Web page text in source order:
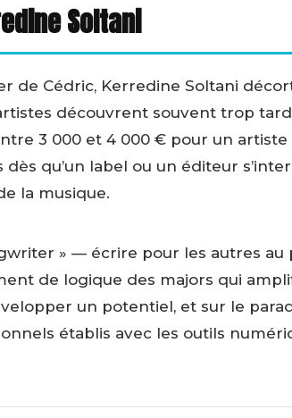
Soltani
de Cédric, Kerredine Soltani
découvrent souvent trop
3 000 et 4 000 € pour un
qu’un label ou un éditeur
la musique.
» — écrire pour les autres
de logique des majors qui
un potentiel, et sur le
établis avec les outils